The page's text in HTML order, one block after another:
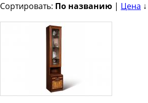
Сортировать: По названию | Цена